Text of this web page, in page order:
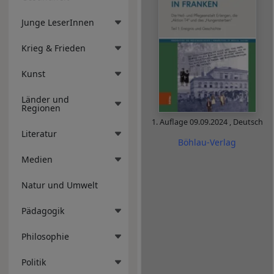
Junge LeserInnen
Krieg & Frieden
Kunst
Länder und
Regionen
Literatur
Medien
Natur und Umwelt
Pädagogik
Philosophie
Politik
1. Auflage09.09.2024 , Deutsch
Böhlau-Verlag